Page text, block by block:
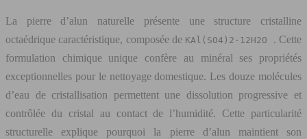
La pierre d’alun naturelle présente une structure cristalline
octaédrique caractéristique, composée de KAl(SO4)2·12H2O . Cette
formulation chimique unique confère au minéral ses propriétés
exceptionnelles pour le nettoyage domestique. Les douze molécules
d’eau de cristallisation permettent une dissolution progressive et
contrôlée du cristal au contact de l’humidité. Cette particularité
structurelle explique pourquoi la pierre d’alun maintient son